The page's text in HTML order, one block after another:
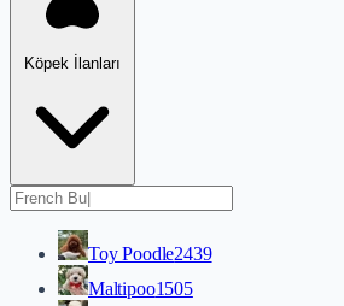
Köpek İlanları
Toy Poodle2439
Maltipoo1505